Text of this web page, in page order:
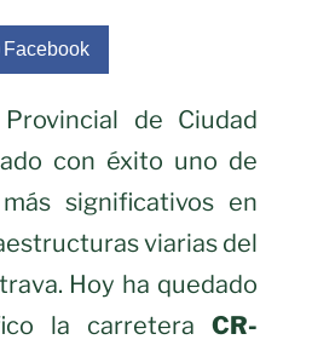
Facebook
de Ciudad
con éxito uno de
significativos en
viarias del
Hoy ha quedado
la carretera CR-